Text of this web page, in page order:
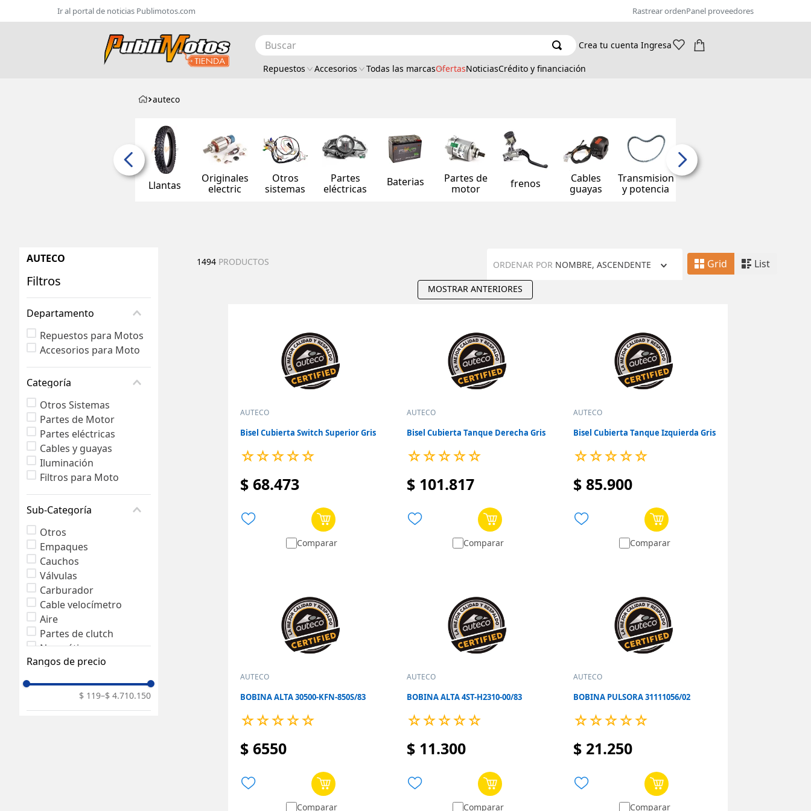
Ir al portal de noticias Publimotos.com Rastrear ordenPanel proveedores
Buscar Crea tu cuenta Ingresa
Repuestos Accesorios Todas las marcasOfertasNoticiasCrédito y financiación
auteco
Llantas
Originales
electric
Otros
sistemas
Partes
eléctricas
Baterias
Partes de
motor
frenos
Cables
guayas
Transmision
y potencia
AUTECO
Filtros
Departamento
Repuestos para Motos
Accesorios para Moto
Categoría
Otros Sistemas
Partes de Motor
Partes eléctricas
Cables y guayas
Iluminación
Filtros para Moto
Sub-Categoría
Otros
Empaques
Cauchos
Válvulas
Carburador
Cable velocímetro
Aire
Partes de clutch
Neumáticos
Farola
Rangos de precio
$ 119–$ 4.710.150
1494 PRODUCTOS ORDENAR POR NOMBRE, ASCENDENTE Grid List
MOSTRAR ANTERIORES
AUTECO
Bisel Cubierta Switch Superior Gris
☆☆☆☆☆
$ 68.473
Comparar
AUTECO
Bisel Cubierta Tanque Derecha Gris
☆☆☆☆☆
$ 101.817
Comparar
AUTECO
Bisel Cubierta Tanque Izquierda Gris
☆☆☆☆☆
$ 85.900
Comparar
AUTECO
BOBINA ALTA 30500-KFN-850S/83
☆☆☆☆☆
$ 6550
Comparar
AUTECO
BOBINA ALTA 4ST-H2310-00/83
☆☆☆☆☆
$ 11.300
Comparar
AUTECO
BOBINA PULSORA 31111056/02
☆☆☆☆☆
$ 21.250
Comparar